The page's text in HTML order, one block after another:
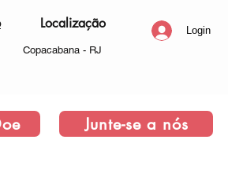
Localização
Copacabana - RJ
Login
Junte-se a nós